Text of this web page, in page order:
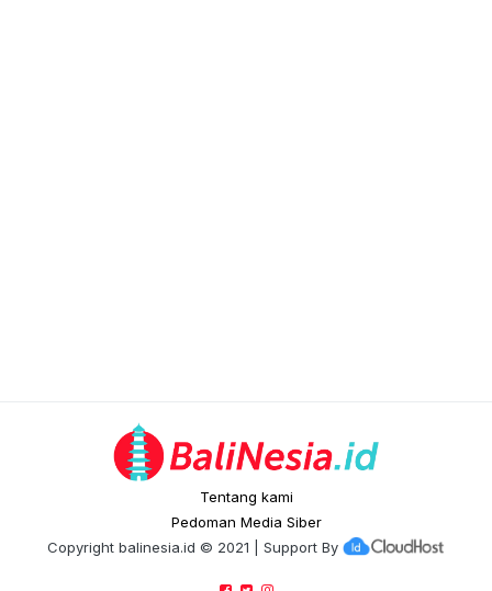
Tentang kami
Pedoman Media Siber
Copyright balinesia.id © 2021 | Support By